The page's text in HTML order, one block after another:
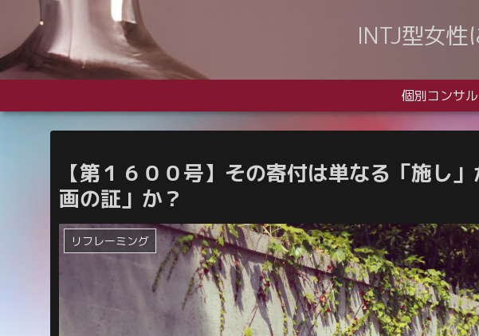
INTJ型女
個別コンサ
【第１６００号】その寄付は単なる「施し
画の証」か？
リフレーミング